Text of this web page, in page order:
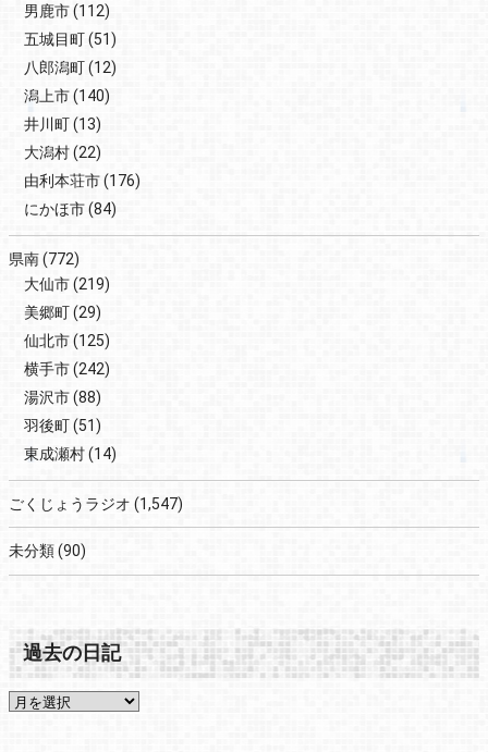
男鹿市(112)
五城目町(51)
八郎潟町(12)
潟上市(140)
井川町(13)
大潟村(22)
由利本荘市(176)
にかほ市(84)
県南(772)
大仙市(219)
美郷町(29)
仙北市(125)
横手市(242)
湯沢市(88)
羽後町(51)
東成瀬村(14)
ごくじょうラジオ (1,547)
未分類(90)
過去の日記